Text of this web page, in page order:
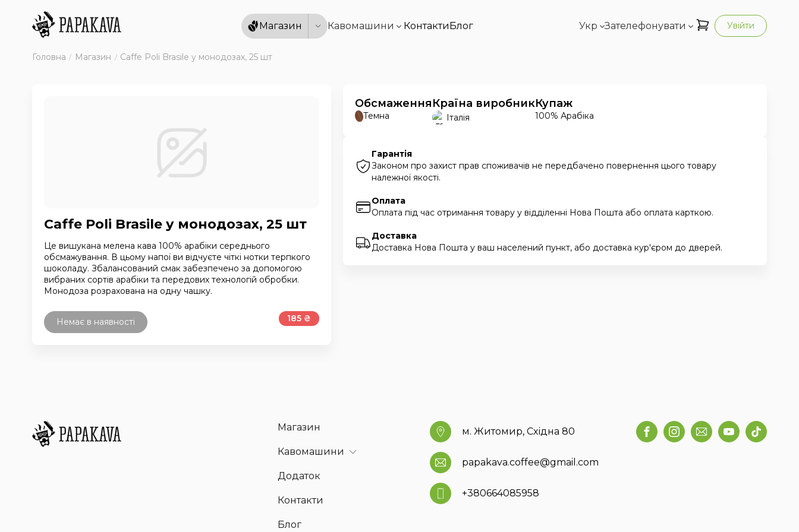
Магазин Кавомашини КонтактиБлог Укр Зателефонувати Увійти
Головна Магазин Caffe Poli Brasile у монодозах, 25 шт
Caffe Poli Brasile у монодозах, 25 шт
Це вишукана мелена кава 100% арабіки середнього
обсмажування. В цьому напої ви відчуєте чіткі нотки терпкого
шоколаду. Збалансований смак забезпечено за допомогою
вибраних сортів арабіки та передових технологій обробки.
Монодоза розрахована на одну чашку.
Немає в наявності 185 ₴
Обсмаження
Темна
Країна виробник
Італія
Купаж
100% Арабіка
Гарантія
Законом про захист прав споживачів не передбачено повернення цього товару
належної якості.
Оплата
Оплата під час отримання товару у відділенні Нова Пошта або оплата карткою.
Доставка
Доставка Нова Пошта у ваш населений пункт, або доставка кур'єром до дверей.
Магазин
Кавомашини
Додаток
Контакти
Блог
м. Житомир, Східна 80
papakava.coffee@gmail.com
+380664085958